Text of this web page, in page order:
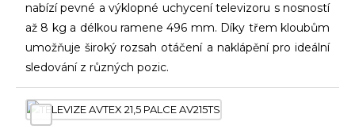
nabízí pevné a výklopné uchycení televizoru s nosností
až 8 kg a délkou ramene 496 mm. Díky třem kloubům
umožňuje široký rozsah otáčení a naklápění pro ideální
sledování z různých pozic.